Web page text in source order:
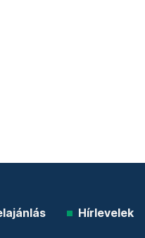
Hírlevelek